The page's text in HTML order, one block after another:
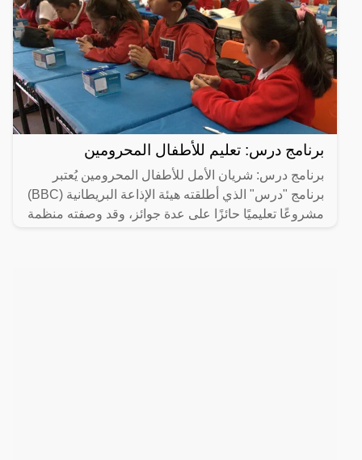
برنامج درس: تعليم للأطفال المحرومين
برنامج درس: شريان الأمل للأطفال المحرومين يُعتبر
برنامج "درس" الذي أطلقته هيئة الإذاعة البريطانية (BBC)
مشروعًا تعليميًا حائزًا على عدة جوائز، وقد وصفته منظمة